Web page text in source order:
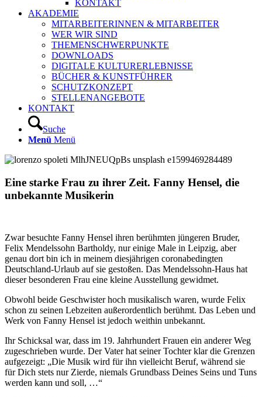
KONTAKT
AKADEMIE
MITARBEITERINNEN & MITARBEITER
WER WIR SIND
THEMENSCHWERPUNKTE
DOWNLOADS
DIGITALE KULTURERLEBNISSE
BÜCHER & KUNSTFÜHRER
SCHUTZKONZEPT
STELLENANGEBOTE
KONTAKT
Suche
Menü Menü
Eine starke Frau zu ihrer Zeit. Fanny Hensel, die
unbekannte Musikerin
Zwar besuchte Fanny Hensel ihren berühmten jüngeren Bruder,
Felix Mendelssohn Bartholdy, nur einige Male in Leipzig, aber
genau dort bin ich in meinem diesjährigen coronabedingten
Deutschland-Urlaub auf sie gestoßen. Das Mendelssohn-Haus hat
dieser besonderen Frau eine kleine Ausstellung gewidmet.
Obwohl beide Geschwister hoch musikalisch waren, wurde Felix
schon zu seinen Lebzeiten außerordentlich berühmt. Das Leben und
Werk von Fanny Hensel ist jedoch weithin unbekannt.
Ihr Schicksal war, dass im 19. Jahrhundert Frauen ein anderer Weg
zugeschrieben wurde. Der Vater hat seiner Tochter klar die Grenzen
aufgezeigt: „Die Musik wird für ihn vielleicht Beruf, während sie
für Dich stets nur Zierde, niemals Grundbass Deines Seins und Tuns
werden kann und soll, …“